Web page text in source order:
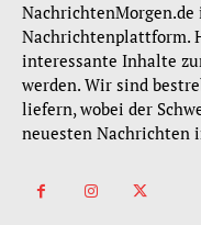
Nachrichtenplattform.
interessante Inhalte
werden. Wir sind
liefern, wobei der
neuesten Nachrichten